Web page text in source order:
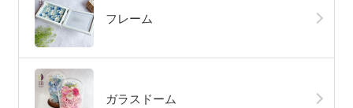
フレーム
ガラスドーム